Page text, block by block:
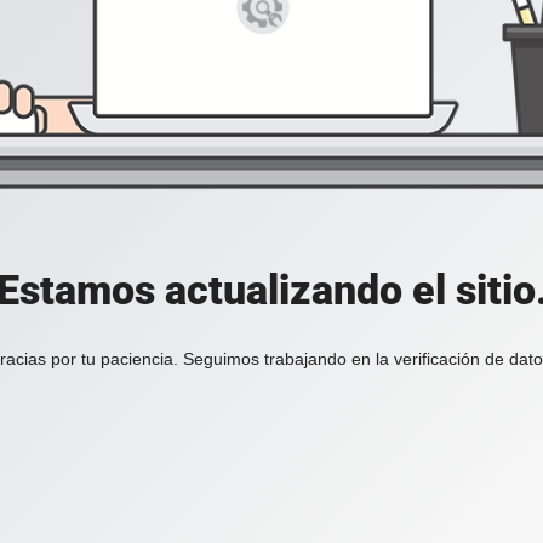
actualizando el
por tu paciencia. Seguimos trabajando en la verificación de